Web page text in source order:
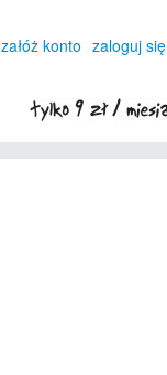
załóż konto zaloguj się